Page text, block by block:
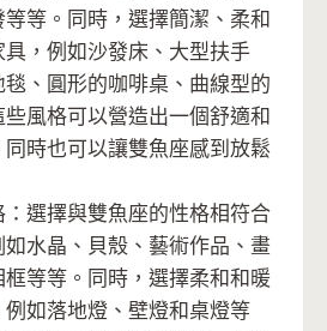
等。同時，選擇簡潔、柔和
，例如沙發床、大型扶手
、圓形的咖啡桌、曲線型的
風格可以營造出一個舒適和
同時也可以讓雙魚座感到放鬆
：選擇與雙魚座的性格相符合
如水晶、貝殼、藝術作品、畫
等等。同時，選擇柔和和暖
例如落地燈、壁燈和桌燈等